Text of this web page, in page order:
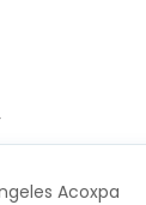
Acoxpa